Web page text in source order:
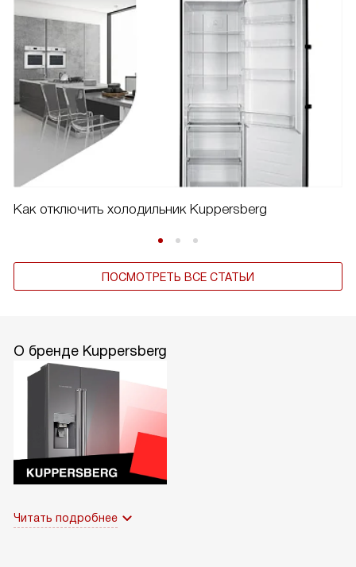
Как отключить холодильник Kuppersberg
ПОСМОТРЕТЬ ВСЕ СТАТЬИ
О бренде Kuppersberg
Читать подробнее